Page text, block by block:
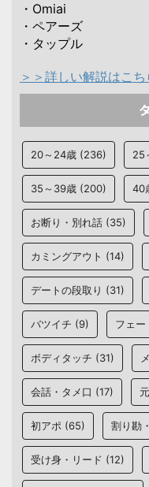
・Omiai
・ペアーズ
・タップル
＞＞詳しい解説はこち
20～24歳 (236) 25
35～39歳 (200) 40
お断り・別れ話 (35)
カミングアウト (14)
デートの段取り (31)
バツイチ (9) フェー
ボディタッチ (31)
会話・タメ口 (17)
初アポ (65) 割り勘
受け身・リード (12)